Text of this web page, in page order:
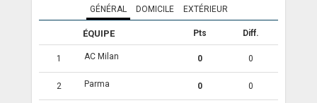
GÉNÉRAL DOMICILE EXTÉRIEUR
ÉQUIPE Pts Diff.
1 AC Milan 0 0
2 Parma 0 0